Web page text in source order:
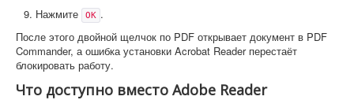
Нажмите
ОК .
После этого двойной щелчок по PDF открывает документ в PDF
Commander, а ошибка установки Acrobat Reader перестаёт
блокировать работу.
Что доступно вместо Adobe Reader